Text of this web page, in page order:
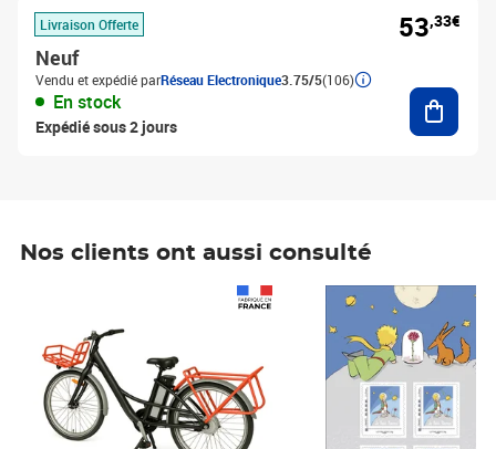
Livraison Offerte
Neuf
Vendu et expédié parRéseau Electronique3.75/5(106)
En stock
Expédié sous 2 jours
53,33€
Nos clients ont aussi consulté
Prix 7,50€